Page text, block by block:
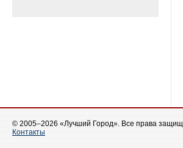
© 2005–2026 «Лучший Город». Все права
Контакты